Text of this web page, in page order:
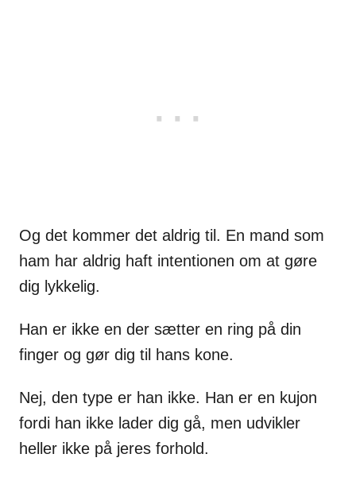
Og det kommer det aldrig til. En mand som
ham har aldrig haft intentionen om at gøre
dig lykkelig.
Han er ikke en der sætter en ring på din
finger og gør dig til hans kone.
Nej, den type er han ikke. Han er en kujon
fordi han ikke lader dig gå, men udvikler
heller ikke på jeres forhold.